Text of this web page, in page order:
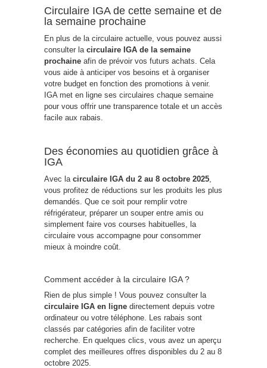
Circulaire IGA de cette semaine et de
la semaine prochaine
En plus de la circulaire actuelle, vous pouvez aussi
consulter la circulaire IGA de la semaine
prochaine afin de prévoir vos futurs achats. Cela
vous aide à anticiper vos besoins et à organiser
votre budget en fonction des promotions à venir.
IGA met en ligne ses circulaires chaque semaine
pour vous offrir une transparence totale et un accès
facile aux rabais.
Des économies au quotidien grâce à
IGA
Avec la circulaire IGA du 2 au 8 octobre 2025
vous profitez de réductions sur les produits les plus
demandés. Que ce soit pour remplir votre
réfrigérateur, préparer un souper entre amis ou
simplement faire vos courses habituelles, la
circulaire vous accompagne pour consommer
mieux à moindre coût.
Comment accéder à la circulaire IGA ?
Rien de plus simple ! Vous pouvez consulter la
circulaire IGA en ligne directement depuis votre
ordinateur ou votre téléphone. Les rabais sont
classés par catégories afin de faciliter votre
recherche. En quelques clics, vous avez un aperçu
complet des meilleures offres disponibles du 2 au 8
octobre 2025.